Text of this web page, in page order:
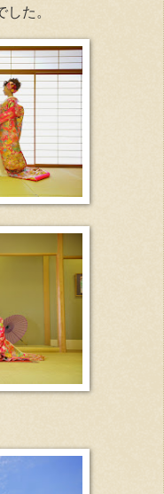
た。